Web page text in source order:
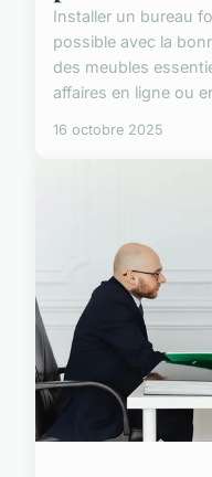
Installer un bureau
possible avec la
des meubles
affaires en ligne ou
16 octobre 2025